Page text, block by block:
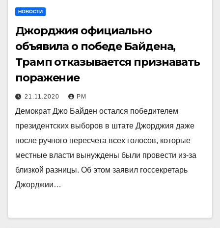
НОВОСТИ
Джорджия официально
объявила о победе Байдена,
Трамп отказывается признавать
поражение
21.11.2020 РМ
Демократ Джо Байден остался победителем
президентских выборов в штате Джорджия даже
после ручного пересчета всех голосов, которые
местные власти вынуждены были провести из-за
близкой разницы. Об этом заявил госсекретарь
Джорджии…